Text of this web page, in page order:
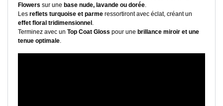
Flowers sur une base nude, lavande ou dorée.
Les reflets turquoise et parme ressortiront avec éclat, créant un
effet floral tridimensionnel.
Terminez avec un Top Coat Gloss pour une brillance miroir et une
tenue optimale.